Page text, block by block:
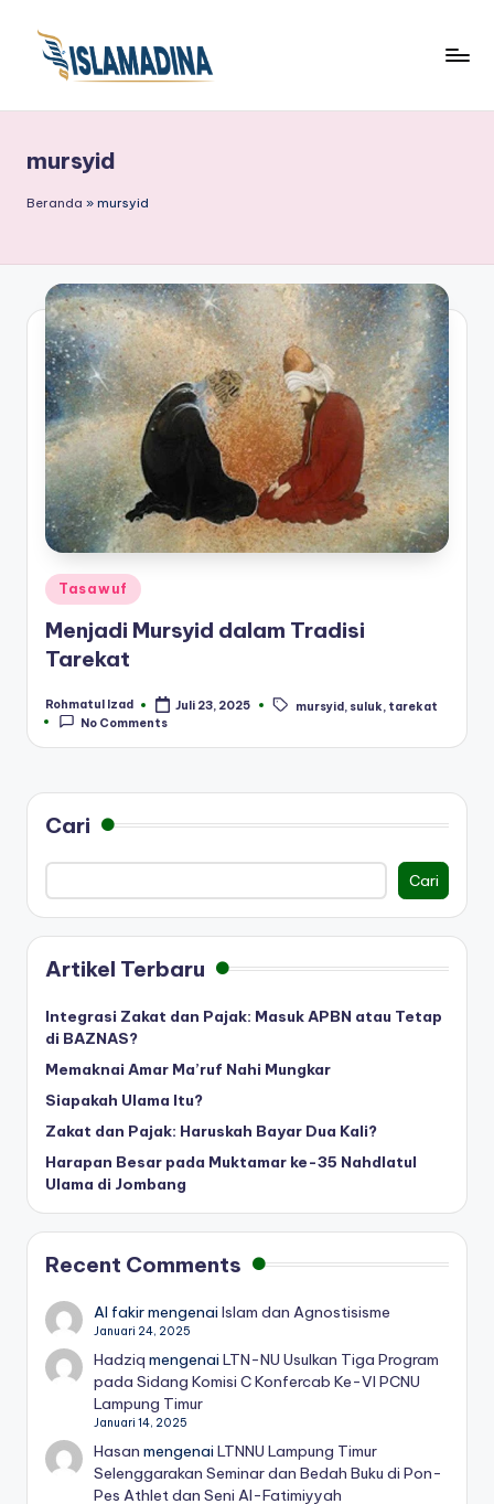
mursyid
Beranda » mursyid
Posted
in
Tasawuf
Menjadi Mursyid dalam Tradisi
Tarekat
Posted
by
Rohmatul Izad Juli 23, 2025
Tags: mursyid, suluk tarekat
No Comments
Cari
Cari
Artikel Terbaru
Integrasi Zakat dan Pajak: Masuk APBN atau Tetap
di BAZNAS?
Memaknai Amar Ma’ruf Nahi Mungkar
Siapakah Ulama Itu?
Zakat dan Pajak: Haruskah Bayar Dua Kali?
Harapan Besar pada Muktamar ke-35 Nahdlatul
Ulama di Jombang
Recent Comments
Al fakirmengenaiIslam dan Agnostisisme
Januari 24, 2025
Hadziq mengenaiLTN-NU Usulkan Tiga Program
pada Sidang Komisi C Konfercab Ke-VI PCNU
Lampung Timur
Januari 14, 2025
Hasan mengenaiLTNNU Lampung Timur
Selenggarakan Seminar dan Bedah Buku di Pon-
Pes Athlet dan Seni Al-Fatimiyyah